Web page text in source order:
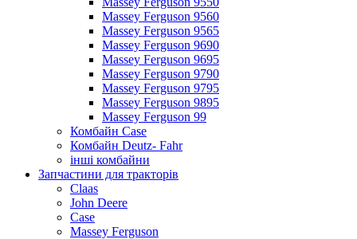
Massey Ferguson 9560
Massey Ferguson 9565
Massey Ferguson 9690
Massey Ferguson 9695
Massey Ferguson 9790
Massey Ferguson 9795
Massey Ferguson 9895
Massey Ferguson 99
Комбайн Case
Комбайн Deutz- Fahr
інші комбайни
Запчастини для тракторів
Claas
John Deere
Case
Massey Ferguson